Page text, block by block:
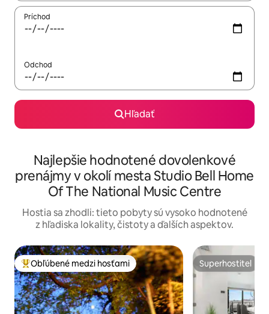
Príchod
Odchod
Hľadať
Najlepšie hodnotené dovolenkové
prenájmy v okolí mesta Studio Bell Home
Of The National Music Centre
Hostia sa zhodli: tieto pobyty sú vysoko hodnotené
z hľadiska lokality, čistoty a ďalších aspektov.
Najobľúbenejšie medzi hosťami
Obľúbené medzi hosťami Superhostiteľ
Superhostiteľ